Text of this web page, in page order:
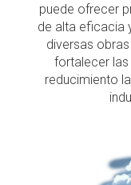
puede ofrecer
de alta eficacia
diversas
fortalecer
reducimiento